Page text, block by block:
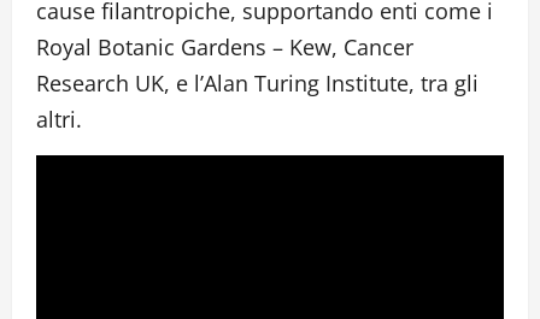
cause filantropiche, supportando enti come i
Royal Botanic Gardens – Kew, Cancer
Research UK, e l’Alan Turing Institute, tra gli
altri.